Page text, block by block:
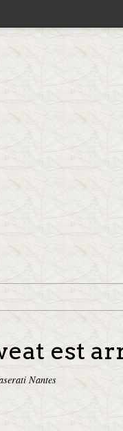
est
Nantes